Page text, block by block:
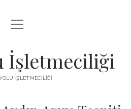
BEĞENI KISITLAMASI
LISTE
LISTESI
menüyü
aç
İşletmeciliği
İŞLETMECILIĞI